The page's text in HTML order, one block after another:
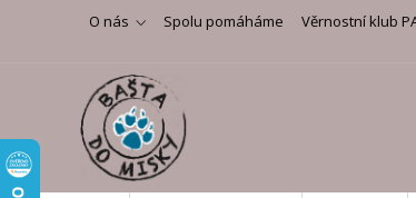
O nás Spolu pomáháme Věrnostní klub